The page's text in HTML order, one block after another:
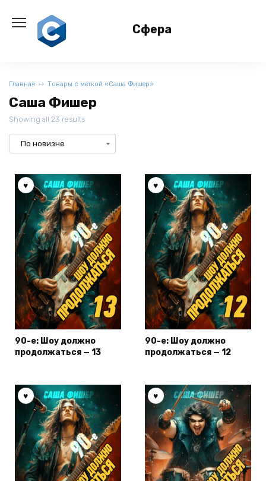
содержанию
Сфера
Главная Товары с меткой «Саша Фишер»
Саша Фишер
Showing all 23 results
90-е: Шоу должно
продолжаться — 13
90-е: Шоу должно
продолжаться — 12